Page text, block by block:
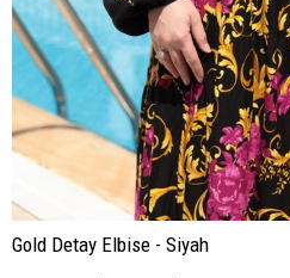
Gold Detay Elbise - Siyah